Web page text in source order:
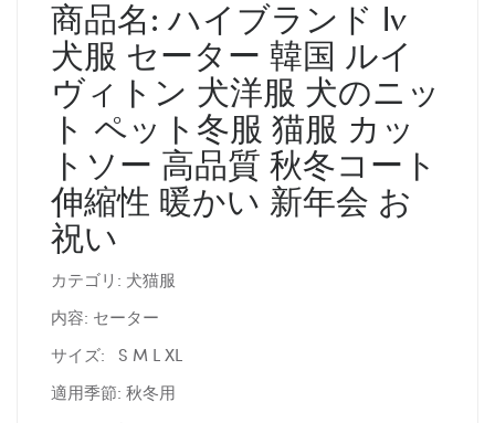
商品名: ハイブランド lv
犬服 セーター 韓国 ルイ
ヴィトン 犬洋服 犬のニッ
ト ペット冬服 猫服 カッ
トソー 高品質 秋冬コート
伸縮性 暖かい 新年会 お
祝い
カテゴリ: 犬猫服
内容: セーター
サイズ: S M L XL
適用季節: 秋冬用